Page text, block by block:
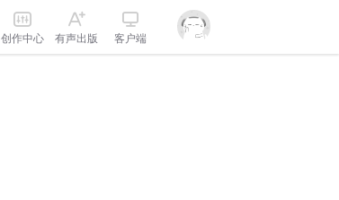
创作中心 有声出版 客户端